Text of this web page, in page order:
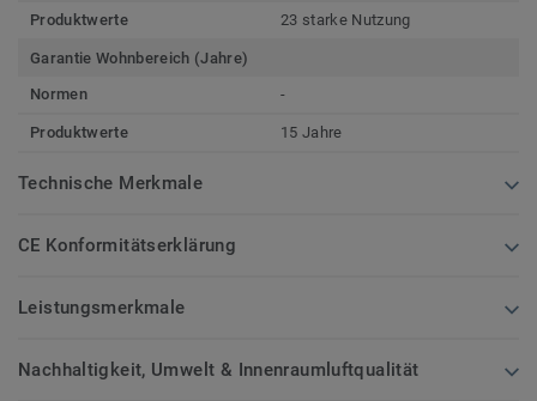
Produktwerte 23 starke Nutzung
Garantie Wohnbereich (Jahre)
Normen
-
Produktwerte 15 Jahre
Technische Merkmale
CE Konformitätserklärung
Leistungsmerkmale
Nachhaltigkeit, Umwelt & Innenraumluftqualität